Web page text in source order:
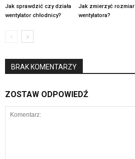
Jak sprawdzić czy działa
wentylator chłodnicy?
Jak zmierzyć rozmiar
wentylatora?
BRAK KOMENTARZY
ZOSTAW ODPOWIEDŹ